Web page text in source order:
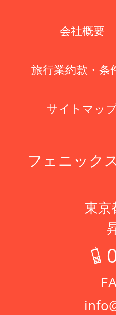
会社概要
旅行業約款・条
サイトマッ
フェニック
東京